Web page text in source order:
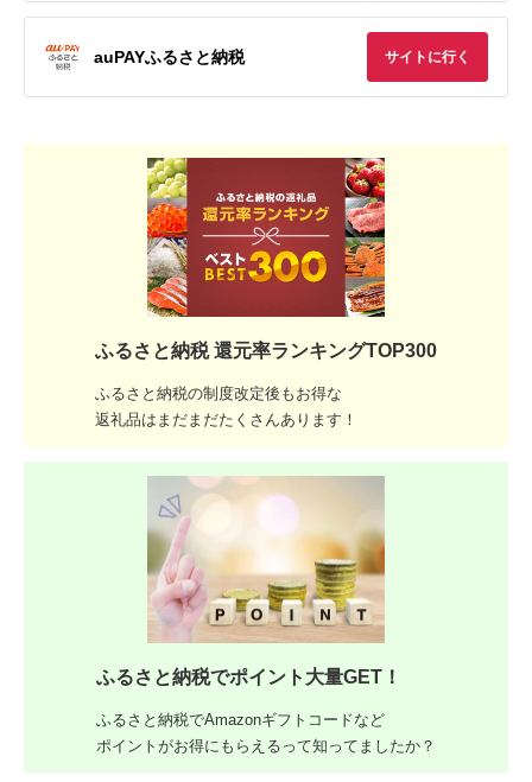
auPAYふるさと納税 サイトに行く
ふるさと納税 還元率ランキングTOP300
ふるさと納税の制度改定後もお得な
返礼品はまだまだたくさんあります！
ふるさと納税でポイント大量GET！
ふるさと納税でAmazonギフトコードなど
ポイントがお得にもらえるって知ってましたか？